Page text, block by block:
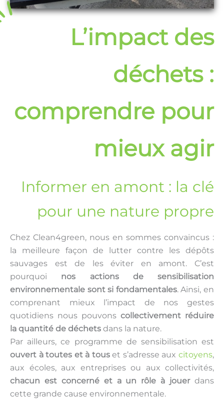
L’impact des
déchets :
comprendre pour
mieux agir
Informer en amont : la clé
pour une nature propre
Chez Clean4green, nous en sommes convaincus :
la meilleure façon de lutter contre les dépôts
sauvages est de les éviter en amont. C’est
pourquoi nos actions de sensibilisation
environnementale sont si fondamentales. Ainsi, en
comprenant mieux l’impact de nos gestes
quotidiens nous pouvons collectivement réduire
la quantité de déchets dans la nature.
Par ailleurs, ce programme de sensibilisation est
ouvert à toutes et à touset s’adresse auxcitoyens,
aux écoles, aux entreprises ou aux collectivités,
chacun est concerné et a un rôle à jouerdans
cette grande cause environnementale.